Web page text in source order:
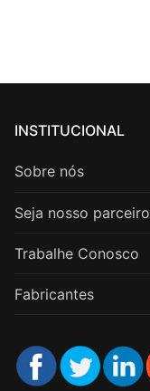
INSTITUCIONAL
Sobre nós
Seja nosso parceiro
Trabalhe Conosco
Fabricantes